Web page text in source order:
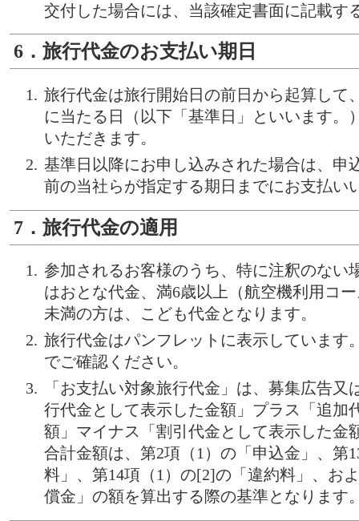
交付した場合には、当該確定書面に記載す
6．旅行代金のお支払い期日
旅行代金は旅行開始日の前日から起算して
に当たる日（以下「基準日」といいます。
いただきます。
基準日以降にお申し込みされた場合は、申
前の当社らが指定する期日までにお支払い
7．旅行代金の適用
参加されるお客様のうち、特に注釈のない
はおとな代金、満6歳以上（航空機利用コ
未満の方は、こども代金となります。
旅行代金はパンフレットに表示しています
でご確認ください。
「お支払い対象旅行代金」は、募集広告又
行代金として表示した金額」プラス「追加
額」マイナス「割引代金として表示した金
合計金額は、第2項（1）の「申込金」、第
料」、第14項（1）の[2]の「違約料」、お
償金」の額を算出する際の基準となります